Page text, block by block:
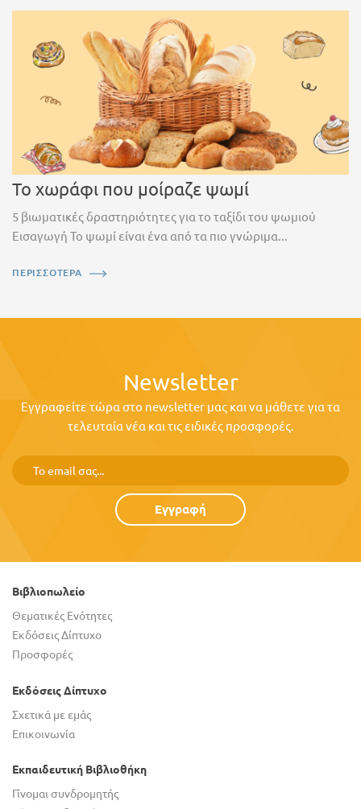
Το χωράφι που μοίραζε ψωμί
5 βιωματικές δραστηριότητες για το ταξίδι του ψωμιού
Εισαγωγή Το ψωμί είναι ένα από τα πιο γνώριμα...
ΠΕΡΙΣΣΟΤΕΡΑ
Newsletter
Εγγραφείτε τώρα στο newsletter μας και να μάθετε για τα
τελευταία νέα και τις ειδικές προσφορές.
Εγγραφή
Βιβλιοπωλείο
Θεματικές Ενότητες
Εκδόσεις Δίπτυχο
Προσφορές
Εκδόσεις Δίπτυχο
Σχετικά με εμάς
Επικοινωνία
Εκπαιδευτική Βιβλιοθήκη
Γίνομαι συνδρομητής